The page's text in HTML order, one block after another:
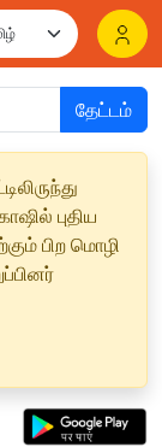
தேட்டம்
புதிய
பிற மொழி